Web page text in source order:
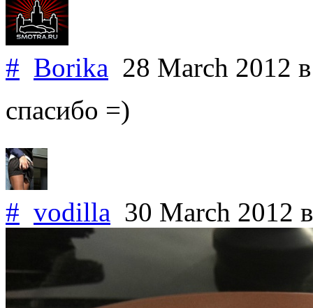
# Borika 28 March 2012
спасибо =)
# vodilla 30 March 2012